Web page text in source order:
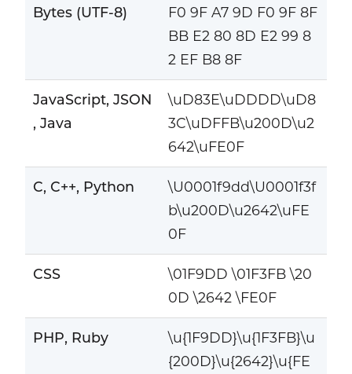
Bytes (UTF-8)
F0 9F A7 9D F0 9F 8F
BB E2 80 8D E2 99 8
2 EF B8 8F
JavaScript, JSON
, Java
\uD83E\uDDDD\uD8
3C\uDFFB\u200D\u2
642\uFE0F
C, C++, Python
\U0001f9dd\U0001f3f
b\u200D\u2642\uFE
0F
CSS
\01F9DD \01F3FB \20
0D \2642 \FE0F
PHP, Ruby
\u{1F9DD}\u{1F3FB}\u
{200D}\u{2642}\u{FE